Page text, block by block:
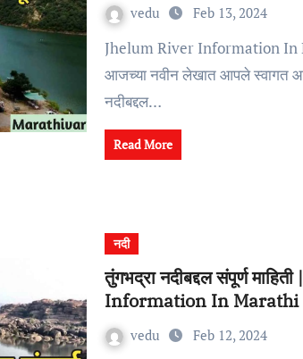
vedu Feb 13, 2024
Jhelum River Information In Marathi नमस्कार मित्रांनो,
आजच्या नवीन लेखात आपले स्वागत
नदीबद्दल…
Read More
नदी
तुंगभद्रा नदीबद्दल संपूर्ण
Information In Marathi
vedu Feb 12, 2024